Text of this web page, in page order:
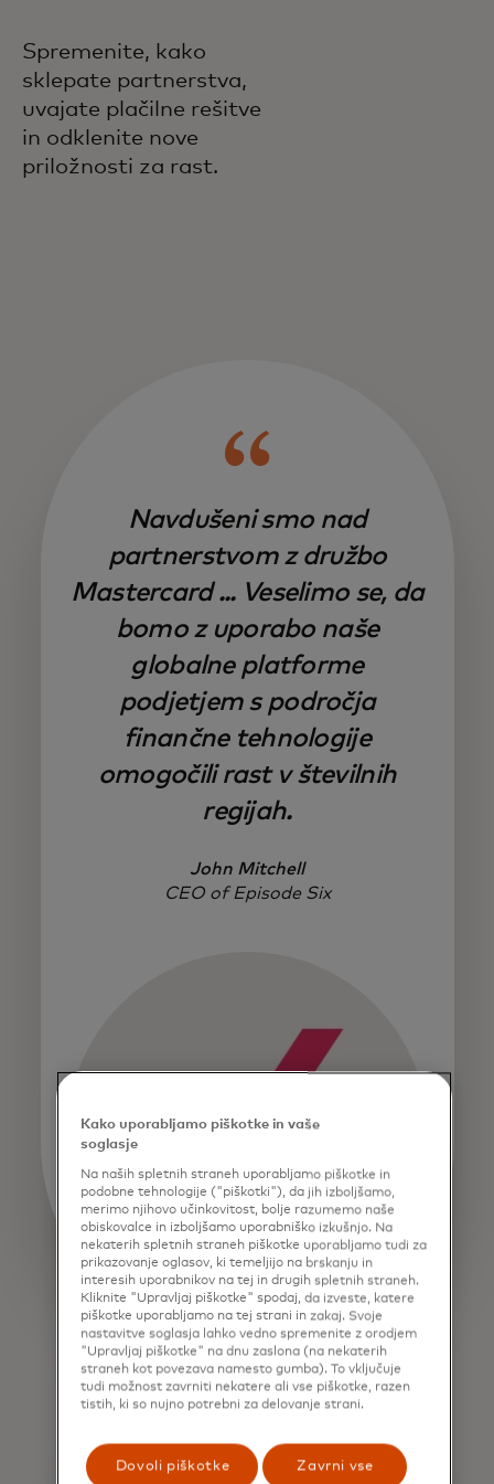
Spremenite, kako
sklepate partnerstva,
uvajate plačilne rešitve
in odklenite nove
priložnosti za rast.
Navdušeni smo nad
partnerstvom z družbo
Mastercard ... Veselimo se, da
bomo z uporabo naše
globalne platforme
podjetjem s področja
finančne tehnologije
omogočili rast v številnih
regijah.
John Mitchell
CEO of Episode Six
Kako uporabljamo piškotke in vaše
soglasje
Na naših spletnih straneh uporabljamo piškotke in
podobne tehnologije ("piškotki"), da jih izboljšamo,
merimo njihovo učinkovitost, bolje razumemo naše
obiskovalce in izboljšamo uporabniško izkušnjo. Na
nekaterih spletnih straneh piškotke uporabljamo tudi za
prikazovanje oglasov, ki temeljijo na brskanju in
interesih uporabnikov na tej in drugih spletnih straneh.
Kliknite "Upravljaj piškotke" spodaj, da izveste, katere
piškotke uporabljamo na tej strani in zakaj. Svoje
nastavitve soglasja lahko vedno spremenite z orodjem
"Upravljaj piškotke" na dnu zaslona (na nekaterih
straneh kot povezava namesto gumba). To vključuje
tudi možnost zavrniti nekatere ali vse piškotke, razen
tistih, ki so nujno potrebni za delovanje strani.
Dovoli piškotke Zavrni vse